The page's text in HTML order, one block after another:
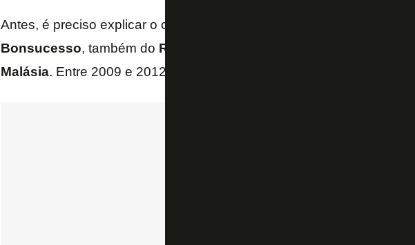
Antes, é preciso explicar o começo da carreira de
Bonsucesso, também do Rio de Janeiro
Malásia. Entre 2009 e 2012, passou por quatro clubes tailandeses e